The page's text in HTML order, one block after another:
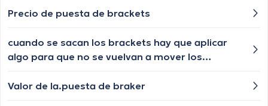
Precio de puesta de brackets
cuando se sacan los brackets hay que aplicar
algo para que no se vuelvan a mover los
nada
Valor de la.puesta de braker